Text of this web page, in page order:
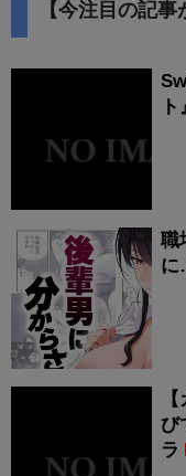
【今注目の記事
職
び
ラ